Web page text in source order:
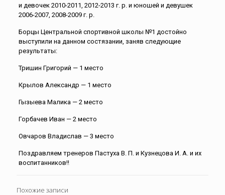
и девочек 2010-2011, 2012-2013 г. р. и юношей и девушек
2006-2007, 2008-2009 г. р.
Борцы Центральной спортивной школы №1 достойно
выступили на данном состязании, заняв следующие
результаты:
Тришин Григорий — 1 место
Крылов Александр — 1 место
Гызыева Малика — 2 место
Горбачев Иван — 2 место
Овчаров Владислав — 3 место
Поздравляем тренеров Пастуха В. П. и Кузнецова И. А. и их
воспитанников!!
Похожие записи